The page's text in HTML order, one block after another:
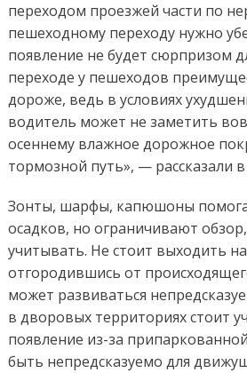
переходом проезжей части по
пешеходному переходу нужно
появление не будет сюрпризом
переходе у пешеходов
дороже, ведь в условиях
водитель может не заметить
осеннему влажное дорожное
тормозной путь», — рассказали
Зонты, шарфы, капюшоны
осадков, но ограничивают
учитывать. Не стоит выходить
отгородившись от
может развиваться
в дворовых территориях стоит
появление из-за
быть непредсказуемо для